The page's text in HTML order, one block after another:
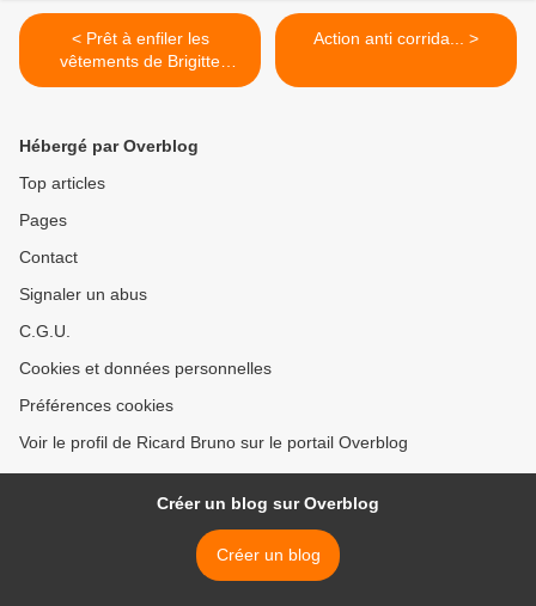
< Prêt à enfiler les
vêtements de Brigitte
Bardot?
Action anti corrida... >
Hébergé par Overblog
Top articles
Pages
Contact
Signaler un abus
C.G.U.
Cookies et données personnelles
Préférences cookies
Voir le profil de Ricard Bruno sur le portail Overblog
Créer un blog sur Overblog
Créer un blog